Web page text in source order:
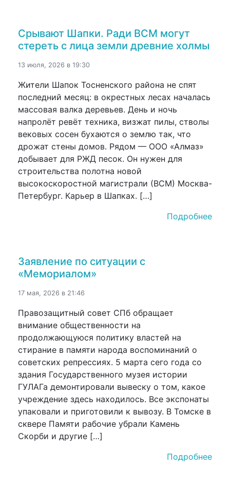
Срывают Шапки. Ради ВСМ могут
стереть с лица земли древние холмы
13 июля, 2026 в 19:30
Жители Шапок Тосненского района не спят
последний месяц: в окрестных лесах началась
массовая валка деревьев. День и ночь
напролёт ревёт техника, визжат пилы, стволы
вековых сосен бухаются о землю так, что
дрожат стены домов. Рядом — ООО «Алмаз»
добывает для РЖД песок. Он нужен для
строительства полотна новой
высокоскоростной магистрали (ВСМ) Москва-
Петербург. Карьер в Шапках. […]
Подробнее
Заявление по ситуации с
«Мемориалом»
17 мая, 2026 в 21:46
Правозащитный совет СПб обращает
внимание общественности на
продолжающуюся политику властей на
стирание в памяти народа воспоминаний о
советских репрессиях. 5 марта сего года со
здания Государственного музея истории
ГУЛАГа демонтировали вывеску о том, какое
учреждение здесь находилось. Все экспонаты
упаковали и приготовили к вывозу. В Томске в
сквере Памяти рабочие убрали Камень
Скорби и другие […]
Подробнее